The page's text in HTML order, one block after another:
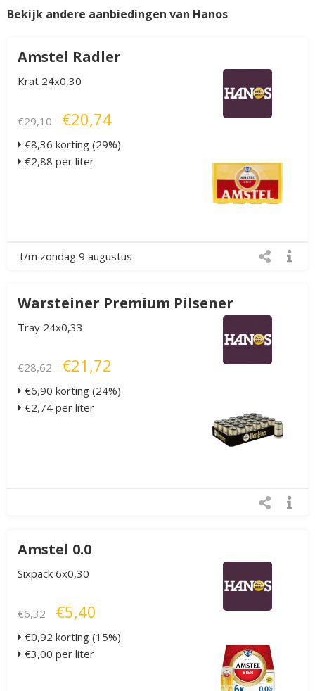
Bekijk andere aanbiedingen van Hanos
Amstel Radler
Krat 24x0,30
€29,10 €20,74
€8,36 korting (29%)
€2,88 per liter
t/m zondag 9 augustus
Warsteiner Premium Pilsener
Tray 24x0,33
€28,62 €21,72
€6,90 korting (24%)
€2,74 per liter
Amstel 0.0
Sixpack 6x0,30
€6,32 €5,40
€0,92 korting (15%)
€3,00 per liter